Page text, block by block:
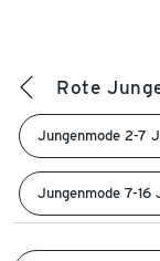
Rote
Jungenmode 2-7
Jungenmode 7-16